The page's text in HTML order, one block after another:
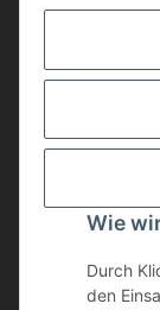
Wie
Durch
den
AGB